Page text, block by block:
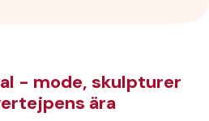
- mode, skulpturer
ära